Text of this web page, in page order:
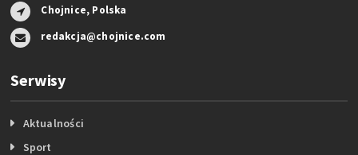
Chojnice, Polska
redakcja@chojnice.com
Serwisy
Aktualności
Sport